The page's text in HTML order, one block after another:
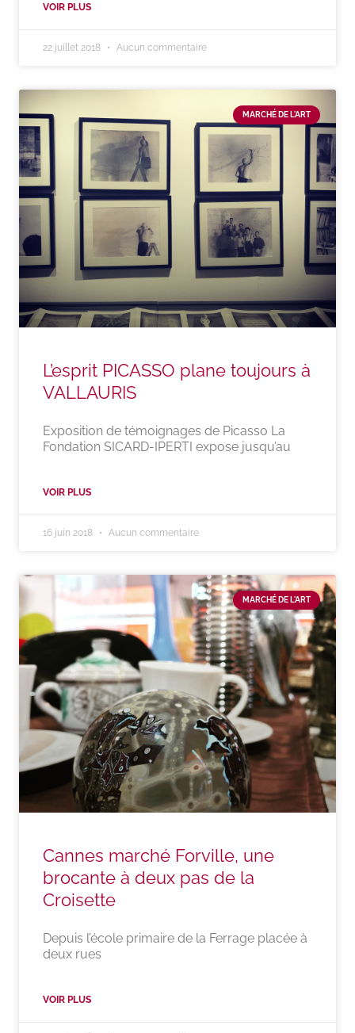
VOIR PLUS
22 juillet 2018 Aucun commentaire
MARCHÉ DE L'ART
L’esprit PICASSO plane toujours à
VALLAURIS
Exposition de témoignages de Picasso La
Fondation SICARD-IPERTI expose jusqu’au
VOIR PLUS
16 juin 2018 Aucun commentaire
MARCHÉ DE L'ART
Cannes marché Forville, une
brocante à deux pas de la
Croisette
Depuis l’école primaire de la Ferrage placée à
deux rues
VOIR PLUS